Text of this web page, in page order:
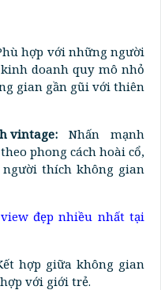
hợp với những người
doanh quy mô nhỏ
gian gần gũi với thiên
vintage: Nhấn mạnh
phong cách hoài cổ,
thích không gian
đẹp nhiều nhất tại
hợp giữa không gian
với giới trẻ.